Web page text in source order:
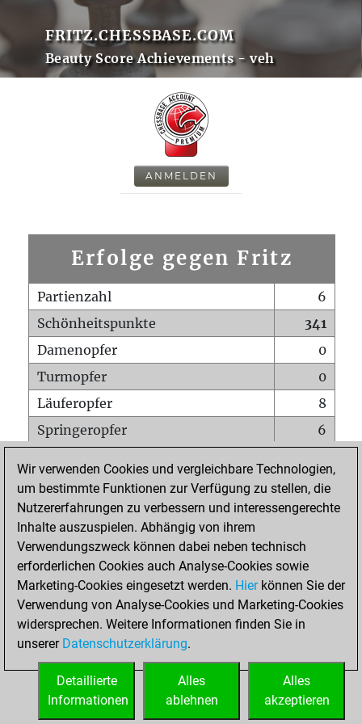
FRITZ.CHESSBASE.COM
Beauty Score Achievements - veh
ANMELDEN
Erfolge gegen Fritz
Partienzahl
6
Schönheitspunkte
341
Damenopfer
0
Turmopfer
0
Läuferopfer
8
Springeropfer
6
Matt auf vollem Brett
0
Bauer setzt Matt
0
Erstickte Matts
Unterverwandlungen
Türme auf der siebten
0
STARTSEITE
Wir verwenden Cookies und vergleichbare Technologien,
um bestimmte Funktionen zur Verfügung zu stellen, die
Nutzererfahrungen zu verbessern und interessengerechte
Inhalte auszuspielen. Abhängig von ihrem
Verwendungszweck können dabei neben technisch
erforderlichen Cookies auch Analyse-Cookies sowie
Marketing-Cookies eingesetzt werden. Hierkönnen Sie der
Verwendung von Analyse-Cookies und Marketing-Cookies
widersprechen. Weitere Informationen finden Sie in
unserer Datenschutzerklärung.
Alles
akzeptieren
Alles
ablehnen
Detaillierte
Informationen